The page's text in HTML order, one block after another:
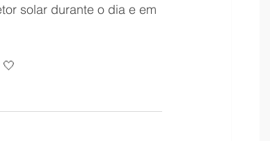
solar durante o dia e em